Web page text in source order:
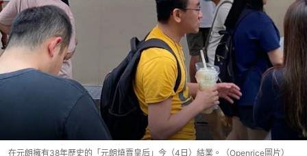
在元朗擁有38年歷史的「元朗燒賣皇后」今（4日）結業。（Openrice圖片）